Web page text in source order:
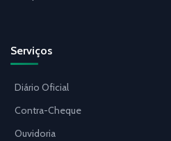
Serviços
Diário Oficial
Contra-Cheque
Ouvidoria